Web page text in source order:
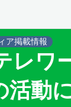
ア掲載情報
レワ
活動